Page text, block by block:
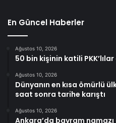
En Güncel Haberler
Ağustos 10, 2026
50 bin kişinin katili
Ağustos 10, 2026
Dünyanın en kısa ömürlü
saat sonra tarihe karıştı
Ağustos 10, 2026
Ankara’da bayram